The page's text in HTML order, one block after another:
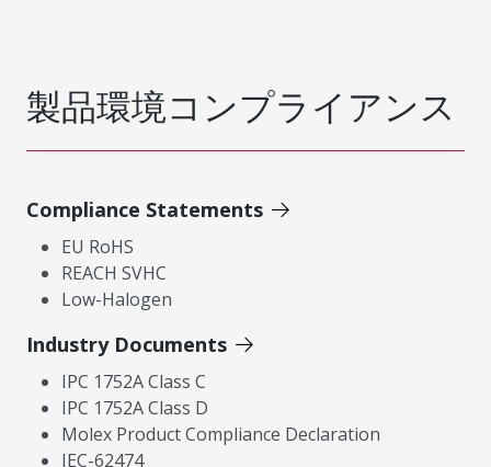
製品環境コンプライアンス
Compliance Statements
EU RoHS
REACH SVHC
Low-Halogen
Industry Documents
IPC 1752A Class C
IPC 1752A Class D
Molex Product Compliance Declaration
IEC-62474